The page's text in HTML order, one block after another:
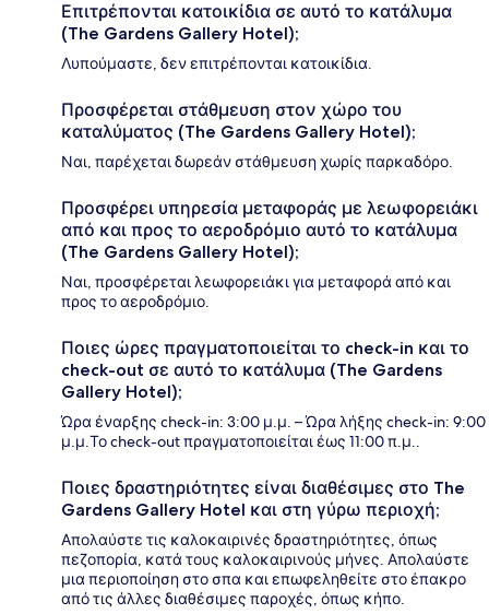
Επιτρέπονται κατοικίδια σε αυτό το κατάλυμα
(The Gardens Gallery Hotel);
Λυπούμαστε, δεν επιτρέπονται κατοικίδια.
Προσφέρεται στάθμευση στον χώρο του
καταλύματος (The Gardens Gallery Hotel);
Ναι, παρέχεται δωρεάν στάθμευση χωρίς παρκαδόρο.
Προσφέρει υπηρεσία μεταφοράς με λεωφορειάκι
από και προς το αεροδρόμιο αυτό το κατάλυμα
(The Gardens Gallery Hotel);
Ναι, προσφέρεται λεωφορειάκι για μεταφορά από και
προς το αεροδρόμιο.
Ποιες ώρες πραγματοποιείται το check-in και το
check-out σε αυτό το κατάλυμα (The Gardens
Gallery Hotel);
Ώρα έναρξης check-in: 3:00 μ.μ. – Ώρα λήξης check-in: 9:00
μ.μ.Το check-out πραγματοποιείται έως 11:00 π.μ..
Ποιες δραστηριότητες είναι διαθέσιμες στο The
Gardens Gallery Hotel και στη γύρω περιοχή;
Απολαύστε τις καλοκαιρινές δραστηριότητες, όπως
πεζοπορία, κατά τους καλοκαιρινούς μήνες. Απολαύστε
μια περιοποίηση στο σπα και επωφεληθείτε στο έπακρο
από τις άλλες διαθέσιμες παροχές, όπως κήπο.